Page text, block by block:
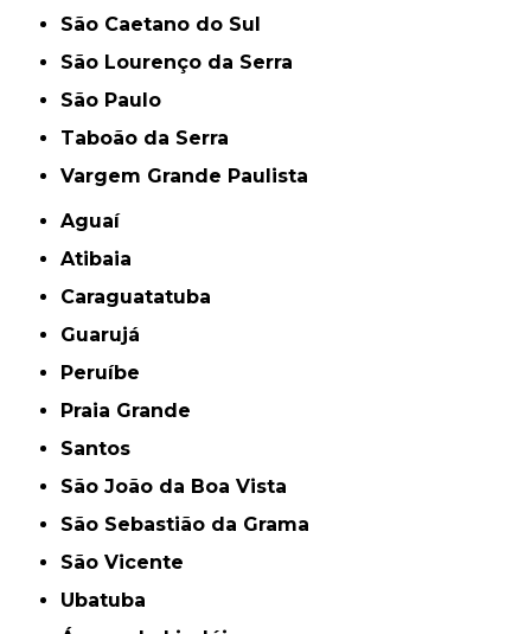
São Caetano do Sul
São Lourenço da Serra
São Paulo
Taboão da Serra
Vargem Grande Paulista
Aguaí
Atibaia
Caraguatatuba
Guarujá
Peruíbe
Praia Grande
Santos
São João da Boa Vista
São Sebastião da Grama
São Vicente
Ubatuba